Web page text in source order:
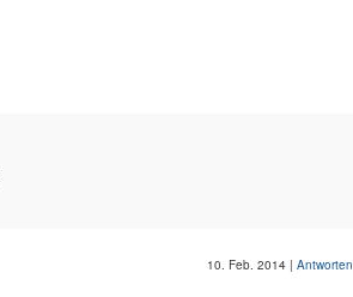
10. Feb. 2014 | Antworten